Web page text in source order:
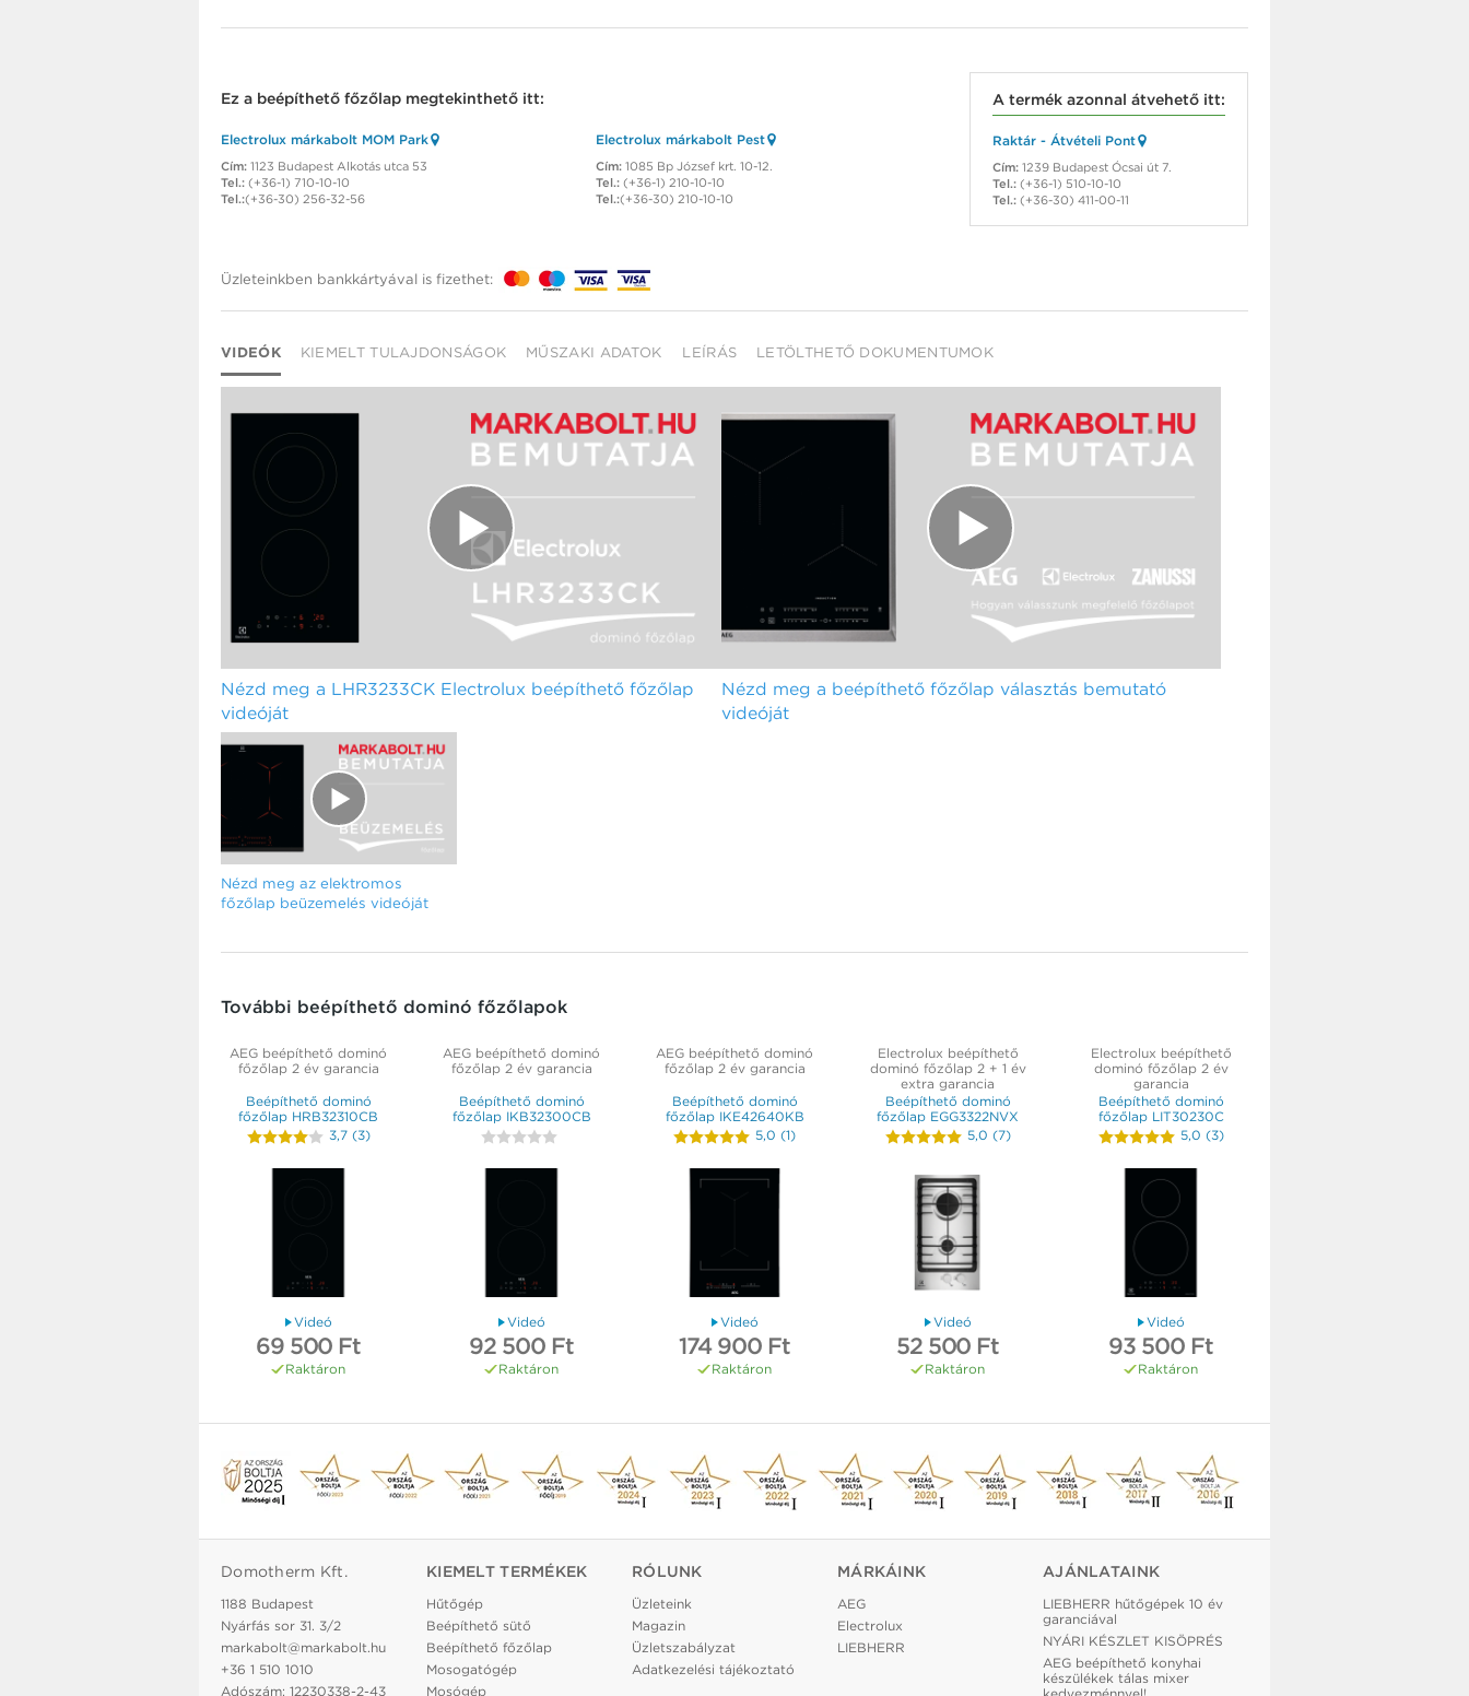
Ez a beépíthető főzőlap megtekinthető itt:
Electrolux márkabolt MOM Park
Cím: 1123 Budapest Alkotás utca 53
Tel.: (+36-1) 710-10-10
Tel.:(+36-30) 256-32-56
Electrolux márkabolt Pest
Cím:1085 Bp József krt. 10-12.
Tel.:(+36-1) 210-10-10
Tel.:(+36-30) 210-10-10
A termék azonnal átvehető itt:
Raktár - Átvételi Pont
Cím: 1239 Budapest Ócsai út 7.
Tel.: (+36-1) 510-10-10
Tel.: (+36-30) 411-00-11
Üzleteinkben bankkártyával is fizethet:
VIDEÓK KIEMELT TULAJDONSÁGOK MŰSZAKI ADATOK LEÍRÁS LETÖLTHETŐ DOKUMENTUMOK
Nézd meg a LHR3233CK Electrolux beépíthető főzőlap
videóját
Nézd meg a beépíthető főzőlap választás bemutató
videóját
Nézd meg az elektromos
főzőlap beüzemelés videóját
További beépíthető dominó főzőlapok
AEG beépíthető dominó
főzőlap 2 év garancia
Beépíthető dominó
főzőlap HRB32310CB
3,7(3)
Videó
69 500 Ft
Raktáron
AEG beépíthető dominó
főzőlap 2 év garancia
Beépíthető dominó
főzőlap IKB32300CB
Videó
92 500 Ft
Raktáron
AEG beépíthető dominó
főzőlap 2 év garancia
Beépíthető dominó
főzőlap IKE42640KB
5,0 (1)
Videó
174 900 Ft
Raktáron
Electrolux beépíthető
dominó főzőlap 2 + 1 év
extra garancia
Beépíthető dominó
főzőlap EGG3322NVX
5,0 (7)
Videó
52 500 Ft
Raktáron
Electrolux beépíthető
dominó főzőlap 2 év
garancia
Beépíthető dominó
főzőlap LIT30230C
5,0 (3)
Videó
93 500 Ft
Raktáron
Domotherm Kft.
1188 Budapest
Nyárfás sor 31. 3/2
markabolt@markabolt.hu
+36 1 510 1010
Adószám: 12230338-2-43
KIEMELT TERMÉKEK
Hűtőgép
Beépíthető sütő
Beépíthető főzőlap
Mosogatógép
Mosógép
RÓLUNK
Üzleteink
Magazin
Üzletszabályzat
Adatkezelési tájékoztató
MÁRKÁINK
AEG
Electrolux
LIEBHERR
AJÁNLATAINK
LIEBHERR hűtőgépek 10 év
garanciával
NYÁRI KÉSZLET KISÖPRÉS
AEG beépíthető konyhai
készülékek tálas mixer